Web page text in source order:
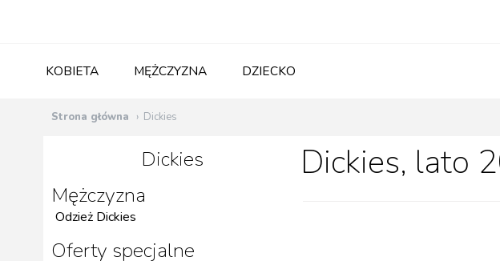
KOBIETA MĘŻCZYZNA DZIECKO
Strona główna Dickies
Dickies
Mężczyzna
Odzież Dickies
Oferty specjalne
Dickies, lato